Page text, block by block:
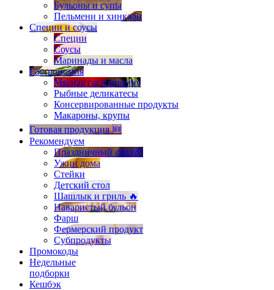
Бульоны и супы
Пельмени и хинкали
Специи и соусы
Специи
Соусы
Маринады и масла
Гастрономия
Мясная гастрономия
Рыбные деликатесы
Консервированные продукты
Макароны, крупы
Готовая продукция 🆕
Рекомендуем
Праздничный стол🎉
Ужин дома
Стейки
Детский стол
Шашлык и гриль 🔥
Наваристый бульон
Фарш
Фермерский продукт
Субпродукты
Промокоды
Недельные
подборки
Кешбэк